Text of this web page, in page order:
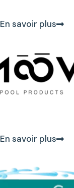
En savoir plus
En savoir plus